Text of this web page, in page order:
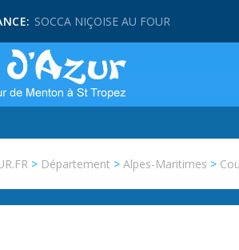
SOCCA NIÇOISE AU FOUR
> Département >Alpes-Maritimes >